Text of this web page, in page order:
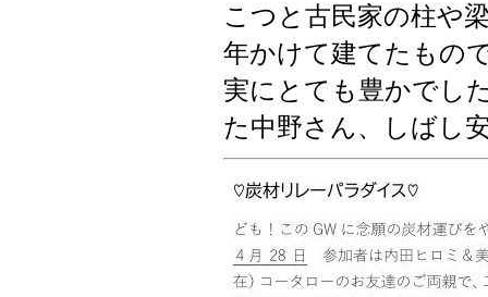
こつと古民家の柱や
年かけて建てたもの
実にとても豊かでし
た中野さん、しばし